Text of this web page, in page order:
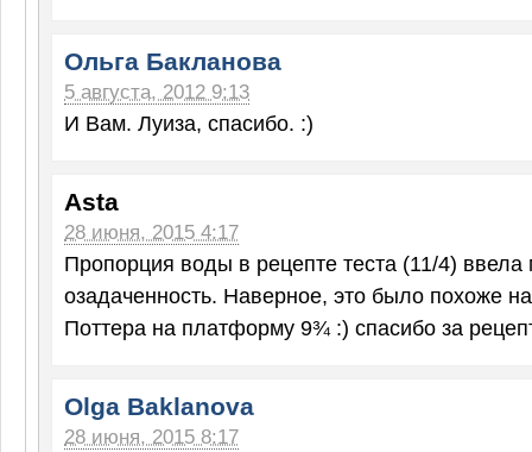
Ольга Бакланова
5 августа, 2012 9:13
И Вам. Луиза, спасибо. :)
Asta
28 июня, 2015 4:17
Пропорция воды в рецепте теста (11/4)
озадаченность. Наверное, это было похоже
Поттера на платформу 9¾ :) спасибо за
Olga Baklanova
28 июня, 2015 8:17